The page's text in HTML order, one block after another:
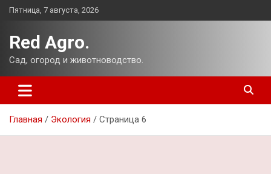
Перейти
Пятница, 7 августа, 2026
Red Agro.
Сад, огород и животноводство.
Главная Экология Страница 6